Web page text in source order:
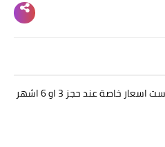
لحجز الاعلانات البنرات والجيست بوست اسعار خاصة عند حجز 3 او 6 اشهر